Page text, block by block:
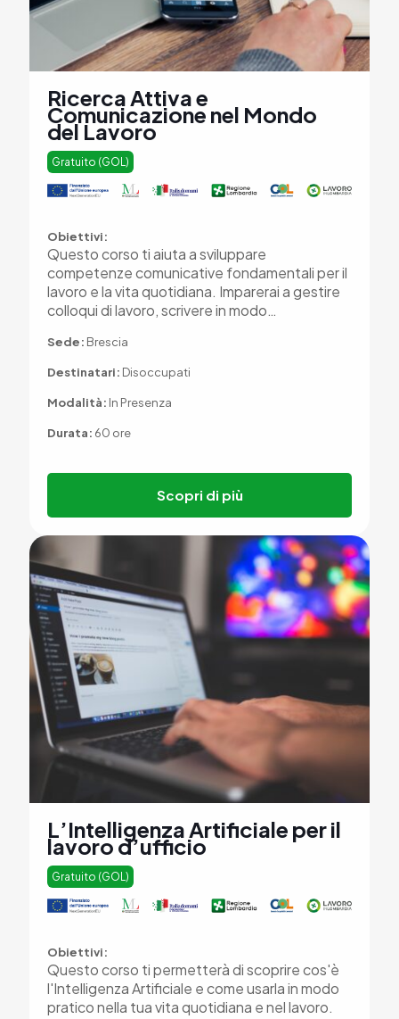
Ricerca Attiva e
Comunicazione nel Mondo
del Lavoro
Gratuito (GOL)
Obiettivi:
Questo corso ti aiuta a sviluppare
competenze comunicative fondamentali per il
lavoro e la vita quotidiana. Imparerai a gestire
colloqui di lavoro, scrivere in modo…
Sede: Brescia
Destinatari: Disoccupati
Modalità: In Presenza
Durata: 60 ore
Scopri di più
L’Intelligenza Artificiale per il
lavoro d’ufficio
Gratuito (GOL)
Obiettivi:
Questo corso ti permetterà di scoprire cos'è
l'Intelligenza Artificiale e come usarla in modo
pratico nella tua vita quotidiana e nel lavoro.